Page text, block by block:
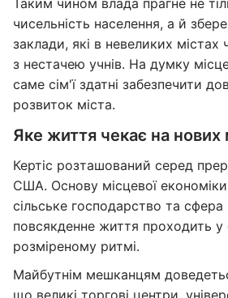
чисельність населення, а й
заклади, які в невеликих містах
з нестачею учнів. На думку
саме сім'ї здатні забезпечити
розвиток міста.
Яке життя чекає на нових
Кертіс розташований серед
США. Основу місцевої
сільське господарство та сфера
повсякденне життя проходить у
розміреному ритмі.
Майбутнім мешканцям
що великі торгові центри,